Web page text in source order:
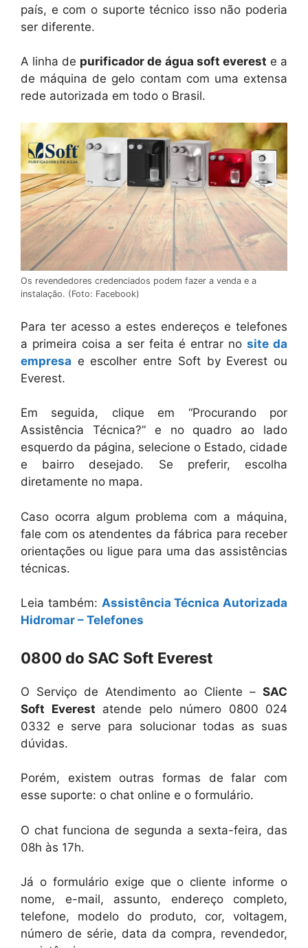
país, e com o suporte técnico isso não poderia
ser diferente.
A linha de purificador de água soft everest e a
de máquina de gelo contam com uma extensa
rede autorizada em todo o Brasil.
Os revendedores credenciados podem fazer a venda e a
instalação. (Foto: Facebook)
Para ter acesso a estes endereços e telefones
a primeira coisa a ser feita é entrar no site da
empresa e escolher entre Soft by Everest ou
Everest.
Em seguida, clique em “Procurando por
Assistência Técnica?” e no quadro ao lado
esquerdo da página, selecione o Estado, cidade
e bairro desejado. Se preferir, escolha
diretamente no mapa.
Caso ocorra algum problema com a máquina,
fale com os atendentes da fábrica para receber
orientações ou ligue para uma das assistências
técnicas.
Leia também: Assistência Técnica Autorizada
Hidromar – Telefones
0800 do SAC Soft Everest
O Serviço de Atendimento ao Cliente – SAC
Soft Everest atende pelo número 0800 024
0332 e serve para solucionar todas as suas
dúvidas.
Porém, existem outras formas de falar com
esse suporte: o chat online e o formulário.
O chat funciona de segunda a sexta-feira, das
08h às 17h.
Já o formulário exige que o cliente informe o
nome, e-mail, assunto, endereço completo,
telefone, modelo do produto, cor, voltagem,
número de série, data da compra, revendedor,